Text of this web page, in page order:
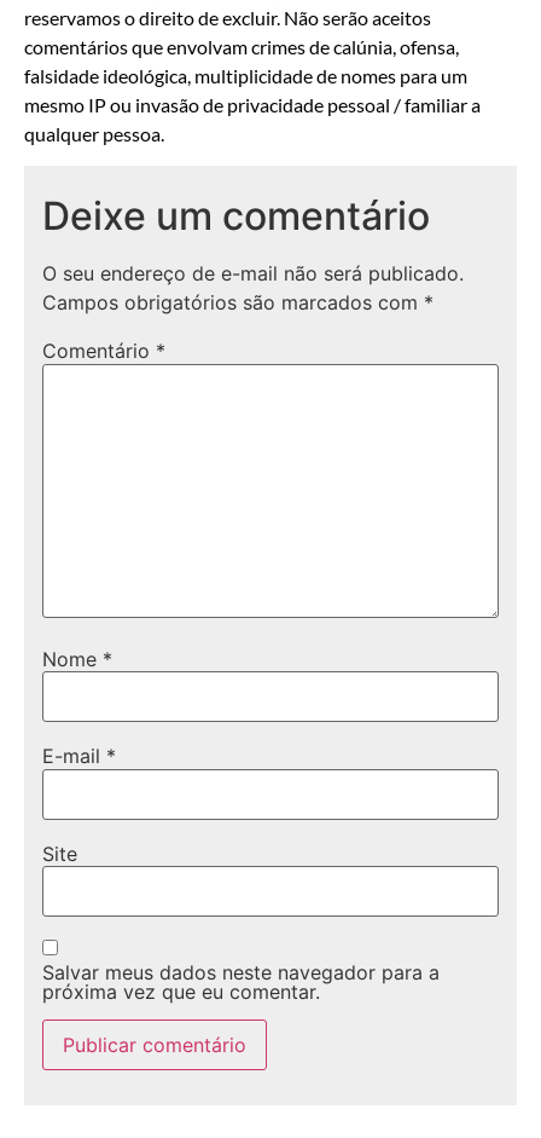
reservamos o direito de excluir. Não serão aceitos
comentários que envolvam crimes de calúnia, ofensa,
falsidade ideológica, multiplicidade de nomes para um
mesmo IP ou invasão de privacidade pessoal / familiar a
qualquer pessoa.
Deixe um comentário
O seu endereço de e-mail não será publicado.
Campos obrigatórios são marcados com *
Comentário *
Nome *
E-mail *
Site
Salvar meus dados neste navegador para a
próxima vez que eu comentar.